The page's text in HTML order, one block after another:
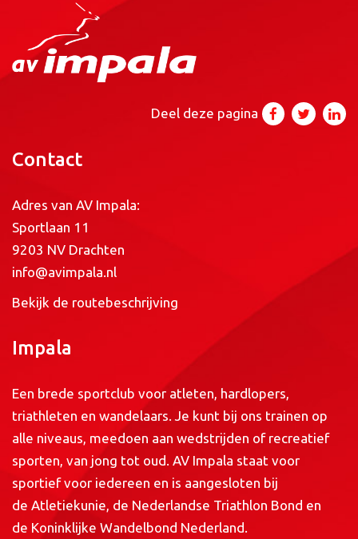
Deel deze pagina
Contact
Adres van AV Impala:
Sportlaan 11
9203 NV Drachten
info@avimpala.nl
Bekijk de routebeschrijving
Impala
Een brede sportclub voor atleten, hardlopers,
triathleten en wandelaars. Je kunt bij ons trainen op
alle niveaus, meedoen aan wedstrijden of recreatief
sporten, van jong tot oud. AV Impala staat voor
sportief voor iedereen en is aangesloten bij
de Atletiekunie, de Nederlandse Triathlon Bond en
de Koninklijke Wandelbond Nederland.